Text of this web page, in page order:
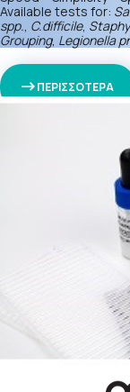
Available tests for:
spp., C.difficile,
Grouping, Legionella
ΠΕΡΙΣΣΟΤΕΡΑ